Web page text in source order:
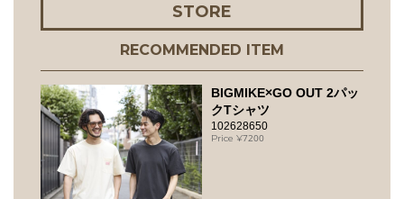
STORE
RECOMMENDED ITEM
BIGMIKE×GO OUT 2パッ
クTシャツ
102628650
7200